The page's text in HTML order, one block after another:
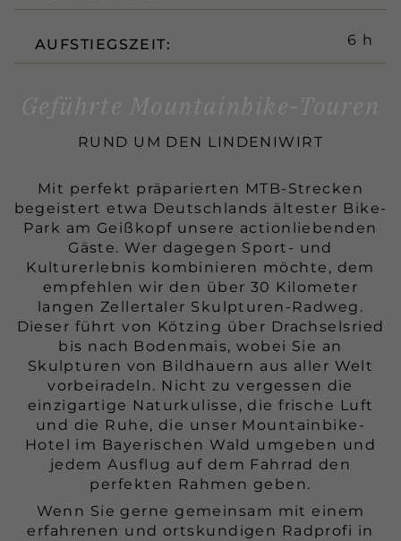
AUFSTIEGSZEIT: 6 h
Geführte Mountainbike-Touren
RUND UM DEN LINDENIWIRT
Mit perfekt präparierten MTB-Strecken
begeistert etwa Deutschlands ältester Bike-
Park am Geißkopf unsere actionliebenden
Gäste. Wer dagegen Sport- und
Kulturerlebnis kombinieren möchte, dem
empfehlen wir den über 30 Kilometer
langen Zellertaler Skulpturen-Radweg.
Dieser führt von Kötzing über Drachselsried
bis nach Bodenmais, wobei Sie an
Skulpturen von Bildhauern aus aller Welt
vorbeiradeln. Nicht zu vergessen die
einzigartige Naturkulisse, die frische Luft
und die Ruhe, die unser Mountainbike-
Hotel im Bayerischen Wald umgeben und
jedem Ausflug auf dem Fahrrad den
perfekten Rahmen geben.
Wenn Sie gerne gemeinsam mit einem
erfahrenen und ortskundigen Radprofi in